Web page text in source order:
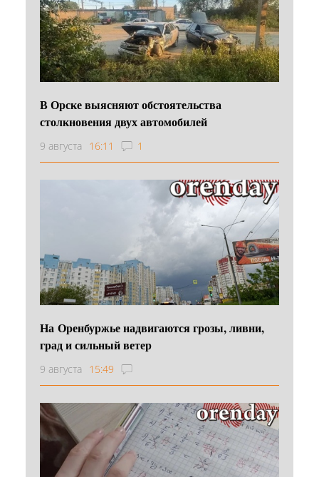
В Орске выясняют обстоятельства
столкновения двух автомобилей
9 августа 16:11 1
На Оренбуржье надвигаются грозы, ливни,
град и сильный ветер
9 августа 15:49